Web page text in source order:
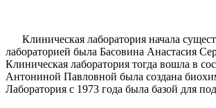
Клиническая лаборатория начала
лабораторией была Басовина Анастасия
Клиническая лаборатория тогда вошла в
Антониной Павловной была создана
Лаборатория с 1973 года была базой для